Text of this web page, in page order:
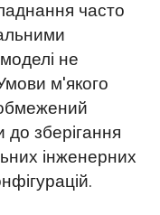
часто
не
м'якого
до зберігання
інженерних